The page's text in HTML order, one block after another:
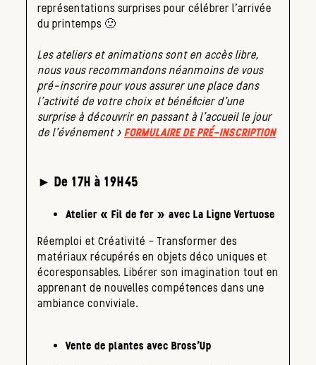
représentations surprises pour célébrer l’arrivée
du printemps 🙂
Les ateliers et animations sont en accès libre,
nous vous recommandons néanmoins de vous
pré-inscrire pour vous assurer une place dans
l’activité de votre choix et bénéficier d’une
surprise à découvrir en passant à l’accueil le jour
de l’événement > FORMULAIRE DE PRÉ-INSCRIPTION
► De 17H à 19H45
Atelier « Fil de fer » avec La Ligne Vertuose
Réemploi et Créativité – Transformer des
matériaux récupérés en objets déco uniques et
écoresponsables. Libérer son imagination tout en
apprenant de nouvelles compétences dans une
ambiance conviviale.
Vente de plantes avec Bross’Up